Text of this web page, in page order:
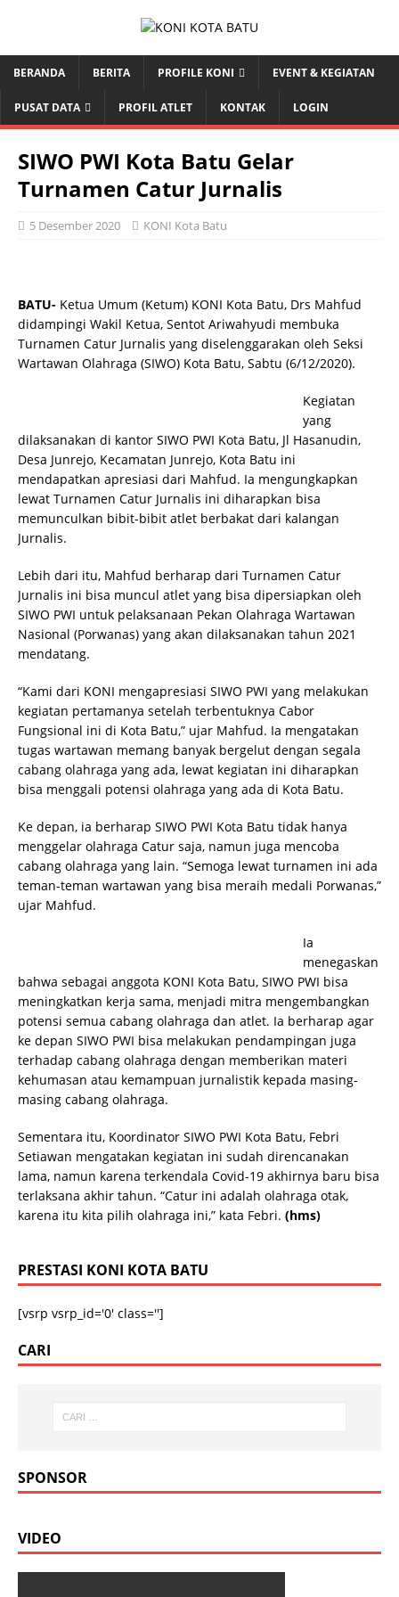
BERANDA BERITA PROFILE KONI EVENT & KEGIATAN
PUSAT DATA PROFIL ATLET KONTAK LOGIN
SIWO PWI Kota Batu Gelar
Turnamen Catur Jurnalis
5 Desember 2020 KONI Kota Batu
BATU- Ketua Umum (Ketum) KONI Kota Batu, Drs Mahfud
didampingi Wakil Ketua, Sentot Ariwahyudi membuka
Turnamen Catur Jurnalis yang diselenggarakan oleh Seksi
Wartawan Olahraga (SIWO) Kota Batu, Sabtu (6/12/2020).
Kegiatan
yang
dilaksanakan di kantor SIWO PWI Kota Batu, Jl Hasanudin,
Desa Junrejo, Kecamatan Junrejo, Kota Batu ini
mendapatkan apresiasi dari Mahfud. Ia mengungkapkan
lewat Turnamen Catur Jurnalis ini diharapkan bisa
memunculkan bibit-bibit atlet berbakat dari kalangan
Jurnalis.
Lebih dari itu, Mahfud berharap dari Turnamen Catur
Jurnalis ini bisa muncul atlet yang bisa dipersiapkan oleh
SIWO PWI untuk pelaksanaan Pekan Olahraga Wartawan
Nasional (Porwanas) yang akan dilaksanakan tahun 2021
mendatang.
“Kami dari KONI mengapresiasi SIWO PWI yang melakukan
kegiatan pertamanya setelah terbentuknya Cabor
Fungsional ini di Kota Batu,” ujar Mahfud. Ia mengatakan
tugas wartawan memang banyak bergelut dengan segala
cabang olahraga yang ada, lewat kegiatan ini diharapkan
bisa menggali potensi olahraga yang ada di Kota Batu.
Ke depan, ia berharap SIWO PWI Kota Batu tidak hanya
menggelar olahraga Catur saja, namun juga mencoba
cabang olahraga yang lain. “Semoga lewat turnamen ini ada
teman-teman wartawan yang bisa meraih medali Porwanas,”
ujar Mahfud.
Ia
menegaskan
bahwa sebagai anggota KONI Kota Batu, SIWO PWI bisa
meningkatkan kerja sama, menjadi mitra mengembangkan
potensi semua cabang olahraga dan atlet. Ia berharap agar
ke depan SIWO PWI bisa melakukan pendampingan juga
terhadap cabang olahraga dengan memberikan materi
kehumasan atau kemampuan jurnalistik kepada masing-
masing cabang olahraga.
Sementara itu, Koordinator SIWO PWI Kota Batu, Febri
Setiawan mengatakan kegiatan ini sudah direncanakan
lama, namun karena terkendala Covid-19 akhirnya baru bisa
terlaksana akhir tahun. “Catur ini adalah olahraga otak,
karena itu kita pilih olahraga ini,” kata Febri. (hms)
PRESTASI KONI KOTA BATU
[vsrp vsrp_id='0' class='']
CARI
SPONSOR
VIDEO